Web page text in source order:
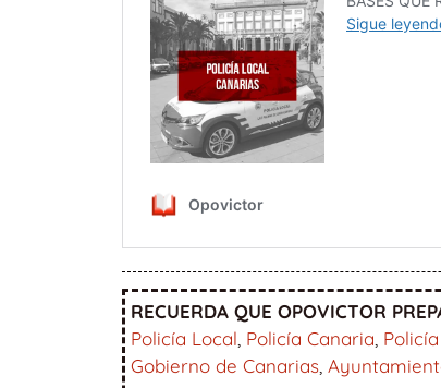
RECUERDA QUE OPOVICTOR
Policía Local Policía Canaria
Gobierno de Canarias